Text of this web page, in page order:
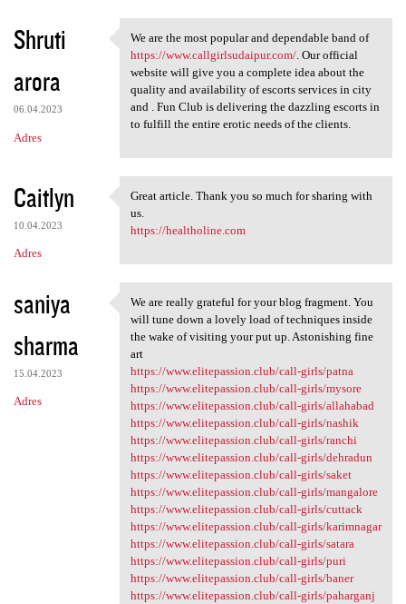
Shruti
arora
06.04.2023
Adres
We are the most popular and
We are the most popular and dependable band of
https://www.callgirlsudaipur.com/. Our official
website will give you a complete idea about the
quality and availability of escorts services in city
and . Fun Club is delivering the dazzling escorts in
to fulfill the entire erotic needs of the clients.
Caitlyn
10.04.2023
Adres
Great article. Thank you so
Great article. Thank you so much for sharing with
us.
https://healtholine.com
saniya
sharma
15.04.2023
Adres
We are really grateful for
We are really grateful for your blog fragment. You
will tune down a lovely load of techniques inside
the wake of visiting your put up. Astonishing fine
art
https://www.elitepassion.club/call-girls/patna
https://www.elitepassion.club/call-girls/mysore
https://www.elitepassion.club/call-girls/allahabad
https://www.elitepassion.club/call-girls/nashik
https://www.elitepassion.club/call-girls/ranchi
https://www.elitepassion.club/call-girls/dehradun
https://www.elitepassion.club/call-girls/saket
https://www.elitepassion.club/call-girls/mangalore
https://www.elitepassion.club/call-girls/cuttack
https://www.elitepassion.club/call-girls/karimnagar
https://www.elitepassion.club/call-girls/satara
https://www.elitepassion.club/call-girls/puri
https://www.elitepassion.club/call-girls/baner
https://www.elitepassion.club/call-girls/paharganj